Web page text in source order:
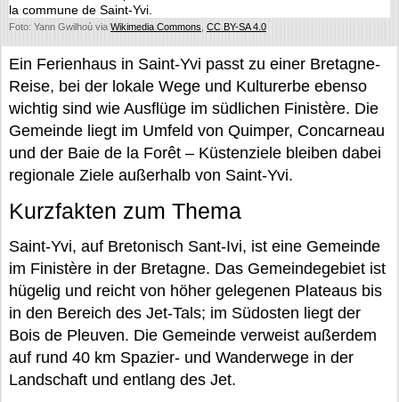
la commune de Saint-Yvi.
Foto: Yann Gwilhoù via Wikimedia Commons CC BY-SA 4.0
Ein Ferienhaus in Saint-Yvi passt zu einer Bretagne-
Reise, bei der lokale Wege und Kulturerbe ebenso
wichtig sind wie Ausflüge im südlichen Finistère. Die
Gemeinde liegt im Umfeld von Quimper, Concarneau
und der Baie de la Forêt – Küstenziele bleiben dabei
regionale Ziele außerhalb von Saint-Yvi.
Kurzfakten zum Thema
Saint-Yvi, auf Bretonisch Sant-Ivi, ist eine Gemeinde
im Finistère in der Bretagne. Das Gemeindegebiet ist
hügelig und reicht von höher gelegenen Plateaus bis
in den Bereich des Jet-Tals; im Südosten liegt der
Bois de Pleuven. Die Gemeinde verweist außerdem
auf rund 40 km Spazier- und Wanderwege in der
Landschaft und entlang des Jet.